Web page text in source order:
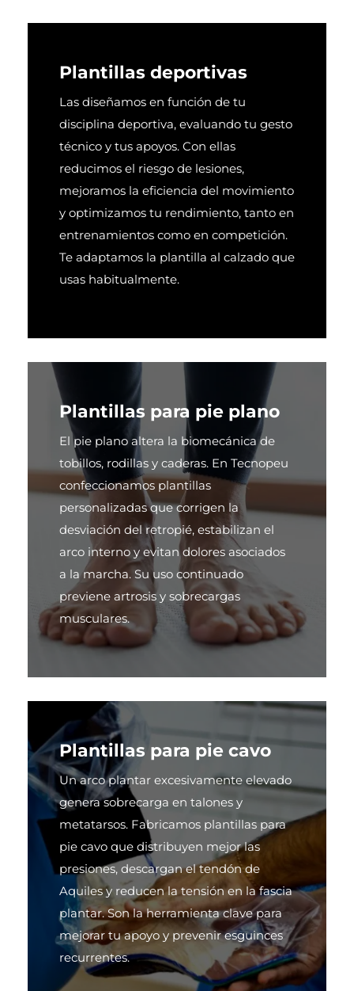
Plantillas deportivas
Las diseñamos en función de tu
disciplina deportiva, evaluando tu gesto
técnico y tus apoyos. Con ellas
reducimos el riesgo de lesiones,
mejoramos la eficiencia del movimiento
y optimizamos tu rendimiento, tanto en
entrenamientos como en competición.
Te adaptamos la plantilla al calzado que
usas habitualmente.
Plantillas para pie plano
El pie plano altera la biomecánica de
tobillos, rodillas y caderas. En Tecnopeu
confeccionamos plantillas
personalizadas que corrigen la
desviación del retropié, estabilizan el
arco interno y evitan dolores asociados
a la marcha. Su uso continuado
previene artrosis y sobrecargas
musculares.
Plantillas para pie cavo
Un arco plantar excesivamente elevado
genera sobrecarga en talones y
metatarsos. Fabricamos plantillas para
pie cavo que distribuyen mejor las
presiones, descargan el tendón de
Aquiles y reducen la tensión en la fascia
plantar. Son la herramienta clave para
mejorar tu apoyo y prevenir esguinces
recurrentes.